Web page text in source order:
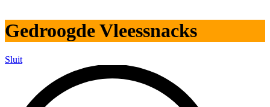
Gedroogde Vleessnacks
Sluit